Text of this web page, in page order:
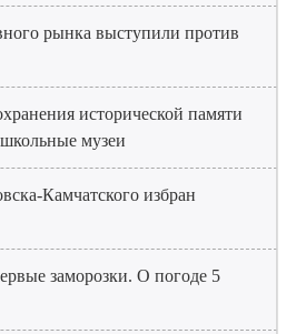
рынка выступили против
исторической памяти
музеи
Камчатского избран
заморозки. О погоде 5